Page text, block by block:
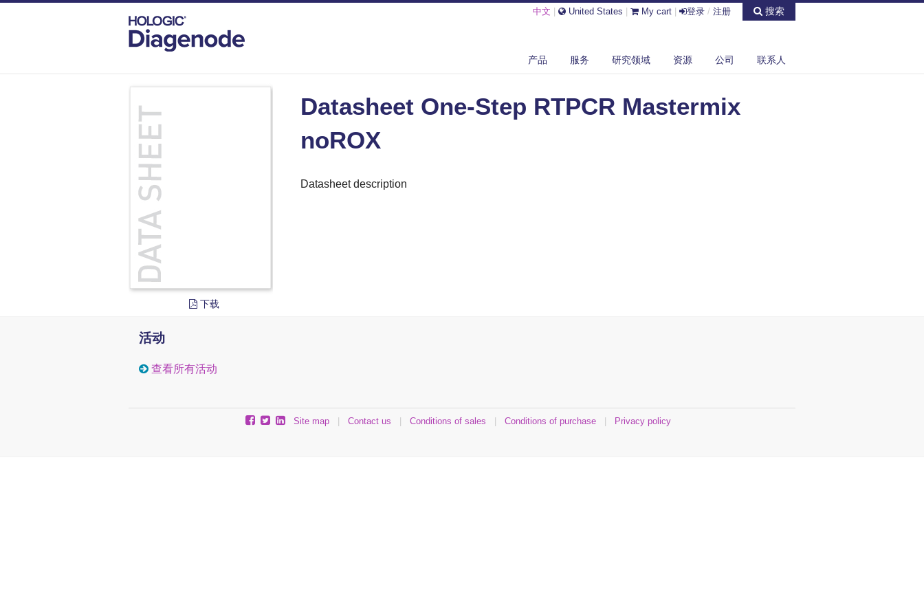
中文 United States My cart 登录 / 注册 搜索
产品 服务 研究领域 资源 公司 联系人
下载
Datasheet One-Step RTPCR Mastermix
noROX
Datasheet description
活动
查看所有活动
Site map Contact us Conditions of sales Conditions of purchase Privacy policy